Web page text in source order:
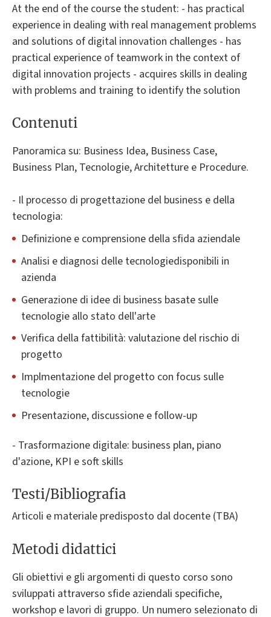
At the end of the course the student: - has practical
experience in dealing with real management problems
and solutions of digital innovation challenges - has
practical experience of teamwork in the context of
digital innovation projects - acquires skills in dealing
with problems and training to identify the solution
Contenuti
Panoramica su: Business Idea, Business Case,
Business Plan, Tecnologie, Architetture e Procedure.
- Il processo di progettazione del business e della
tecnologia:
Definizione e comprensione della sfida aziendale
Analisi e diagnosi delle tecnologiedisponibili in
azienda
Generazione di idee di business basate sulle
tecnologie allo stato dell'arte
Verifica della fattibilità: valutazione del rischio di
progetto
Implmentazione del progetto con focus sulle
tecnologie
Presentazione, discussione e follow-up
- Trasformazione digitale: business plan, piano
d'azione, KPI e soft skills
Testi/Bibliografia
Articoli e materiale predisposto dal docente (TBA)
Metodi didattici
Gli obiettivi e gli argomenti di questo corso sono
sviluppati attraverso sfide aziendali specifiche,
workshop e lavori di gruppo. Un numero selezionato di